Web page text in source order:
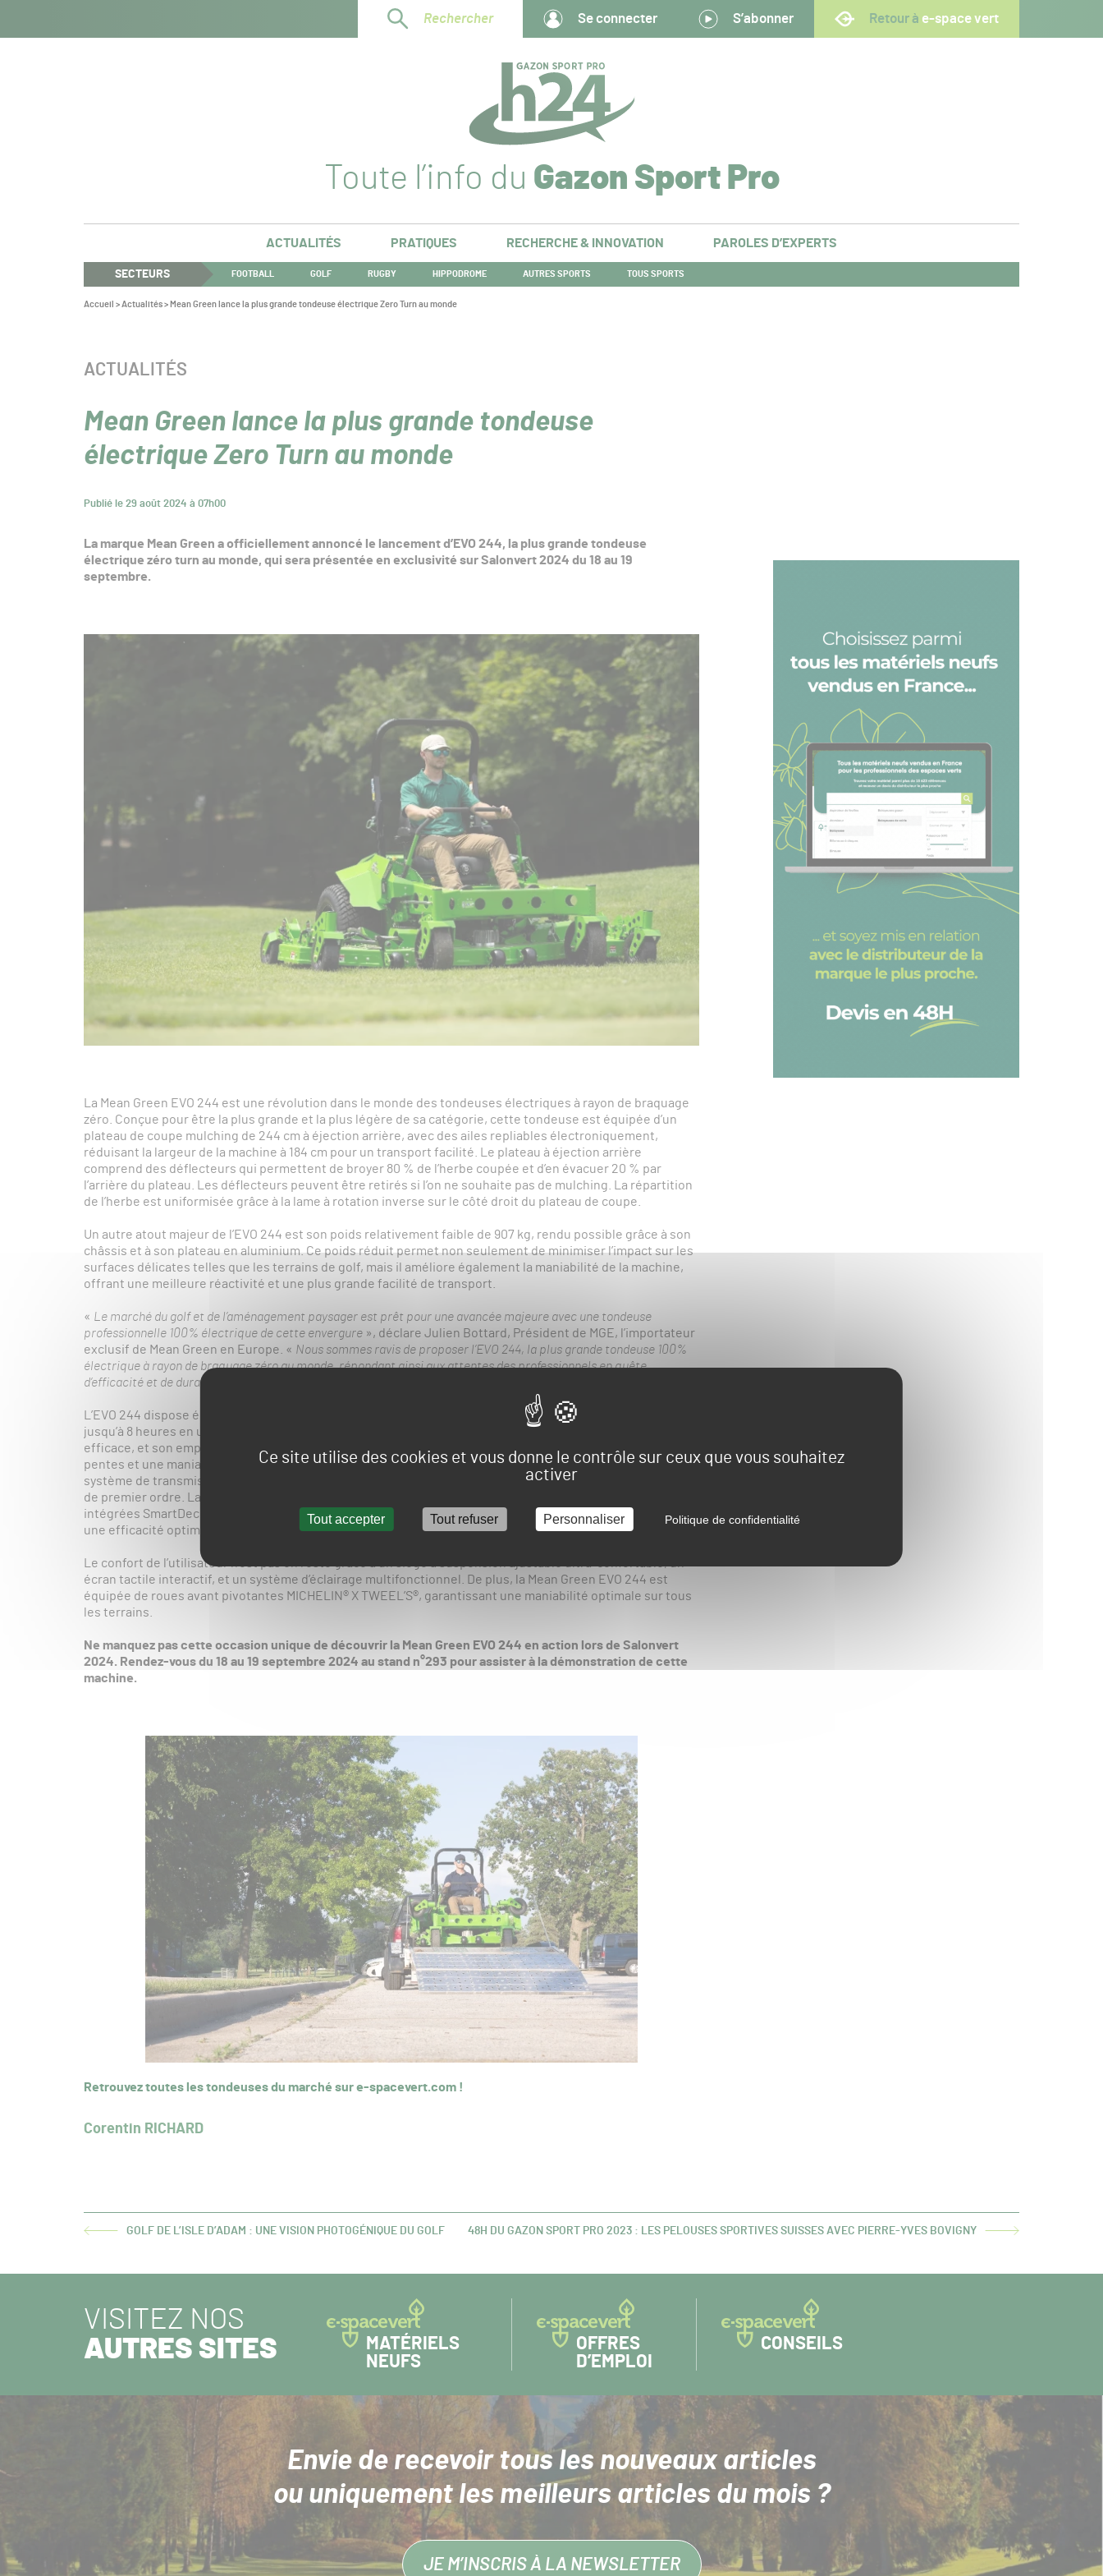
Ce site utilise des cookies et vous donne le contrôle sur ceux que vous souhaitez
activer
Tout accepter Tout refuser Personnaliser Politique de confidentialité
Rechercher Se connecter S’abonner Retour à e-space vert
Toute l’info du Gazon Sport Pro
ACTUALITÉS PRATIQUES RECHERCHE & INNOVATION PAROLES D’EXPERTS
SECTEURS FOOTBALL GOLF RUGBY HIPPODROME AUTRES SPORTS TOUS SPORTS
Vous
Accueil >Actualités> Mean Green lance la plus grande tondeuse électrique Zero Turn au monde
Mean Green lance la plus grande tondeuse
électrique Zero Turn au monde
Publié le 29 août 2024 à 07h00
CATÉGORIE :
ACTUALITÉS
La marque Mean Green a officiellement annoncé le lancement d’EVO 244, la plus grande tondeuse
électrique zéro turn au monde, qui sera présentée en exclusivité sur Salonvert 2024 du 18 au 19
septembre.
La Mean Green EVO 244 est une révolution dans le monde des tondeuses électriques à rayon de braquage
zéro. Conçue pour être la plus grande et la plus légère de sa catégorie, cette tondeuse est équipée d’un
plateau de coupe mulching de 244 cm à éjection arrière, avec des ailes repliables électroniquement,
réduisant la largeur de la machine à 184 cm pour un transport facilité. Le plateau à éjection arrière
comprend des déflecteurs qui permettent de broyer 80 % de l’herbe coupée et d’en évacuer 20 % par
l’arrière du plateau. Les déflecteurs peuvent être retirés si l’on ne souhaite pas de mulching. La répartition
de l’herbe est uniformisée grâce à la lame à rotation inverse sur le côté droit du plateau de coupe.
Un autre atout majeur de l’EVO 244 est son poids relativement faible de 907 kg, rendu possible grâce à son
châssis et à son plateau en aluminium. Ce poids réduit permet non seulement de minimiser l’impact sur les
surfaces délicates telles que les terrains de golf, mais il améliore également la maniabilité de la machine,
offrant une meilleure réactivité et une plus grande facilité de transport.
« Le marché du golf et de l’aménagement paysager est prêt pour une avancée majeure avec une tondeuse
professionnelle 100% électrique de cette envergure », déclare Julien Bottard, Président de MGE, l’importateur
exclusif de Mean Green en Europe. « Nous sommes ravis de proposer l’EVO 244, la plus grande tondeuse 100%
électrique à rayon de braquage zéro au monde, répondant ainsi aux attentes des professionnels en quête
d’efficacité et de durabilité.
L’EVO 244 dispose également d’une batterie lithium-ion de 44 kWh, permettant de tondre en continu
jusqu’à 8 heures en une seule charge. Son châssis et son plateau en aluminium léger la rendent agile et
efficace, et son emplacement breveté de la batterie aide la tondeuse à atteindre une stabilité sur les
pentes et une maniabilité précise. L’EVO 244 est capable d’atteindre une vitesse maximale de 21 km/h, et le
système de transmission robuste Impulse Drive System™ breveté offre des performances et une fiabilité
de premier ordre. La hauteur de coupe peut être ajustée électroniquement grâce aux commandes
intégrées SmartDeck™, et son système breveté de surveillance des lames garantit une qualité de coupe et
une efficacité optimales.
Le confort de l’utilisateur n’est pas en reste grâce à un siège à suspension ajustable ultra-confortable, un
écran tactile interactif, et un système d’éclairage multifonctionnel. De plus, la Mean Green EVO 244 est
équipée de roues avant pivotantes MICHELIN® X TWEEL’S®, garantissant une maniabilité optimale sur tous
les terrains.
Ne manquez pas cette occasion unique de découvrir la Mean Green EVO 244 en action lors de Salonvert
2024. Rendez-vous du 18 au 19 septembre 2024 au stand n°293 pour assister à la démonstration de cette
machine.
Retrouvez toutes les tondeuses du marché sur e-spacevert.com !
Corentin RICHARD
ARTICLEGOLF DE L’ISLE D’ADAM : UNE VISION PHOTOGÉNIQUE DU GOLF
ARTICLE
48H DU GAZON SPORT PRO 2023 : LES PELOUSES SPORTIVES SUISSES AVEC PIERRE-YVES BOVIGNY
VISITEZ NOS
AUTRES SITES
MATÉRIELS
NEUFS
OFFRES
D’EMPLOI
CONSEILS
Envie de recevoir tous les nouveaux articles
ou uniquement les meilleurs articles du mois ?
JE M’INSCRIS À LA NEWSLETTER